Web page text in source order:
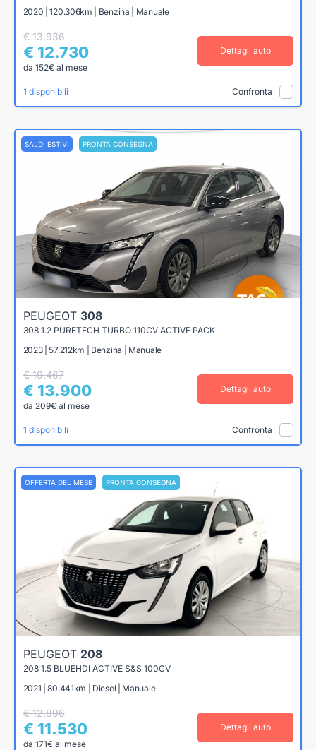
2020 | 120.306km | Benzina | Manuale
€ 13.936
€ 12.730
da 152€ al mese
Dettagli auto
1 disponibili Confronta
SALDI ESTIVI PRONTA CONSEGNA
PEUGEOT 308
308 1.2 PURETECH TURBO 110CV ACTIVE PACK
2023 | 57.212km | Benzina | Manuale
€ 19.467
€ 13.900
da 209€ al mese
Dettagli auto
1 disponibili Confronta
OFFERTA DEL MESE PRONTA CONSEGNA
PEUGEOT 208
208 1.5 BLUEHDI ACTIVE S&S 100CV
2021 | 80.441km | Diesel | Manuale
€ 12.896
€ 11.530
da 171€ al mese
Dettagli auto